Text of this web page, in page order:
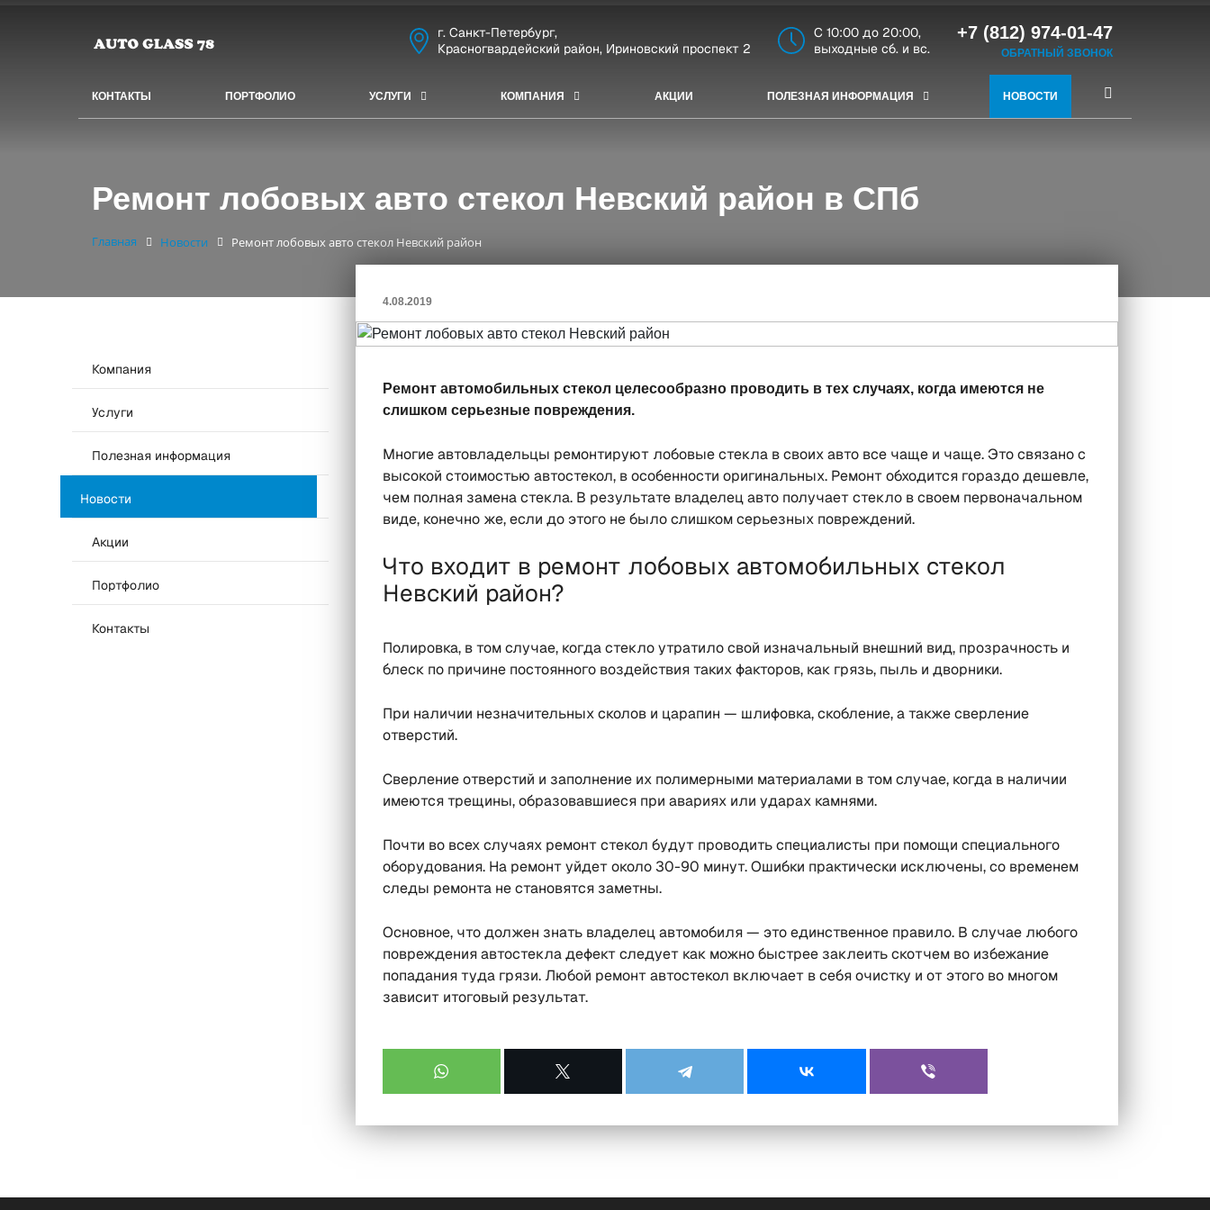
г. Санкт-Петербург,
Красногвардейский район, Ириновский проспект 2
C 10:00 до 20:00,
выходные сб. и вс.
+7 (812) 974-01-47
ОБРАТНЫЙ ЗВОНОК
КОНТАКТЫ ПОРТФОЛИО УСЛУГИ КОМПАНИЯ АКЦИИ ПОЛЕЗНАЯ ИНФОРМАЦИЯ НОВОСТИ
Ремонт лобовых авто стекол Невский район в СПб
Главная Новости Ремонт лобовых авто стекол Невский район
Компания
Услуги
Полезная информация
Новости
Акции
Портфолио
Контакты
4.08.2019
Ремонт автомобильных стекол целесообразно проводить в тех случаях, когда имеются не
слишком серьезные повреждения.
Многие автовладельцы ремонтируют лобовые стекла в своих авто все чаще и чаще. Это связано с
высокой стоимостью автостекол, в особенности оригинальных. Ремонт обходится гораздо дешевле,
чем полная замена стекла. В результате владелец авто получает стекло в своем первоначальном
виде, конечно же, если до этого не было слишком серьезных повреждений.
Что входит в ремонт лобовых автомобильных стекол
Невский район?
Полировка, в том случае, когда стекло утратило свой изначальный внешний вид, прозрачность и
блеск по причине постоянного воздействия таких факторов, как грязь, пыль и дворники.
При наличии незначительных сколов и царапин — шлифовка, скобление, а также сверление
отверстий.
Сверление отверстий и заполнение их полимерными материалами в том случае, когда в наличии
имеются трещины, образовавшиеся при авариях или ударах камнями.
Почти во всех случаях ремонт стекол будут проводить специалисты при помощи специального
оборудования. На ремонт уйдет около 30-90 минут. Ошибки практически исключены, со временем
следы ремонта не становятся заметны.
Основное, что должен знать владелец автомобиля — это единственное правило. В случае любого
повреждения автостекла дефект следует как можно быстрее заклеить скотчем во избежание
попадания туда грязи. Любой ремонт автостекол включает в себя очистку и от этого во многом
зависит итоговый результат.